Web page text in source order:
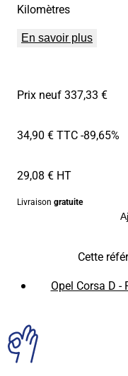
Kilomètres
En savoir plus
Prix neuf 337,33 €
34,90 € TTC-89,65%
29,08 € HT
Livraison gratuite
Cette
Opel Corsa D